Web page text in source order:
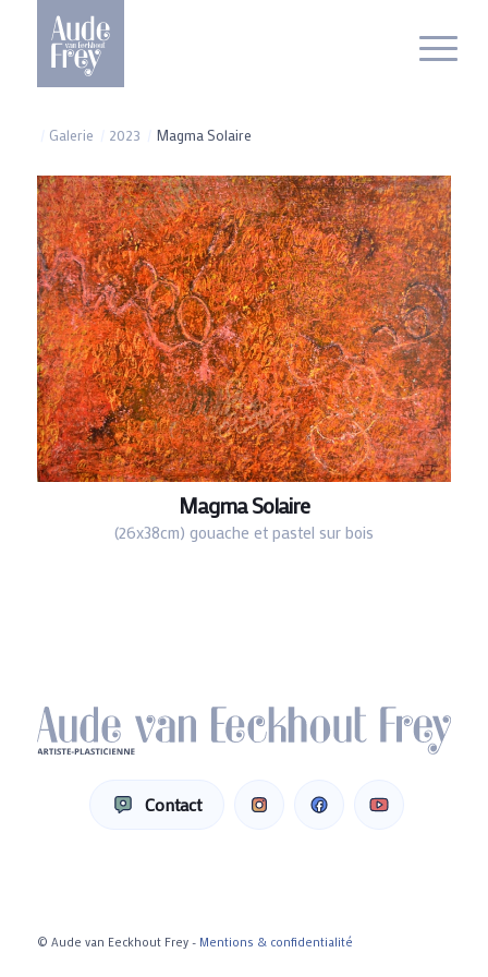
Galerie 2023 Magma Solaire
Magma Solaire
(26x38cm) gouache et pastel sur bois
Contact
© Aude van Eeckhout Frey - Mentions & confidentialité